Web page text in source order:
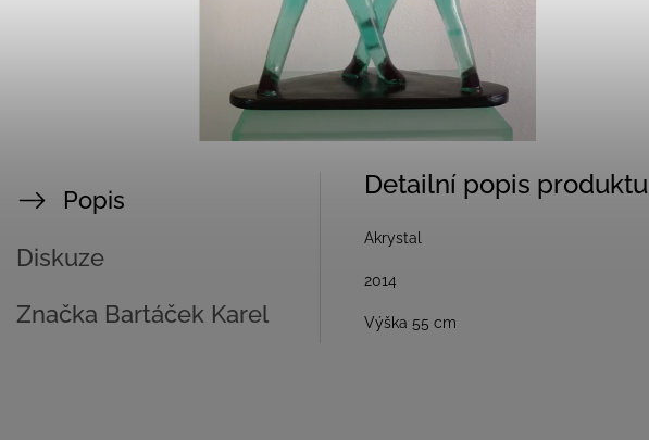
Popis
Diskuze
Značka Bartáček Karel
Detailní popis produktu
Akrystal
2014
Výška 55 cm